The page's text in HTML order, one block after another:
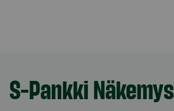
S-Pankki Näkemys